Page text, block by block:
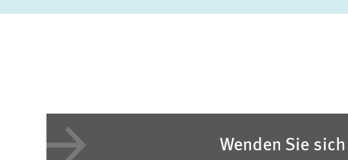
Wenden Sie